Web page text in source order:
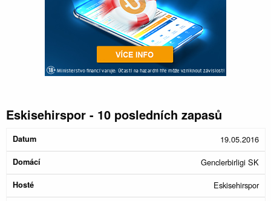
Eskisehirspor - 10 posledních zapasů
Datum
Konec
zápasu
19.05.2016
Genclerbirligi SK
Eskisehirspor